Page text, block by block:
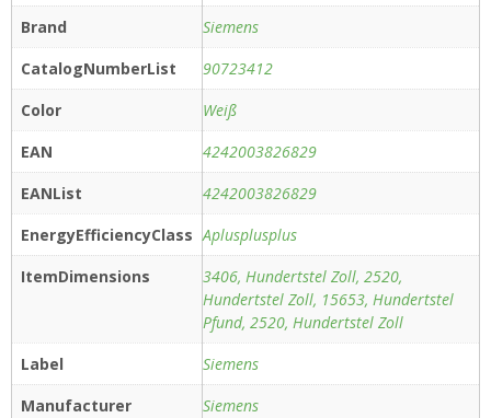
Brand
Siemens
CatalogNumberList
90723412
Color
Weiß
EAN
4242003826829
EANList
4242003826829
EnergyEfficiencyClass Aplusplusplus
ItemDimensions
3406, Hundertstel Zoll, 2520,
Hundertstel Zoll, 15653, Hundertstel
Pfund, 2520, Hundertstel Zoll
Label
Siemens
Manufacturer
Siemens